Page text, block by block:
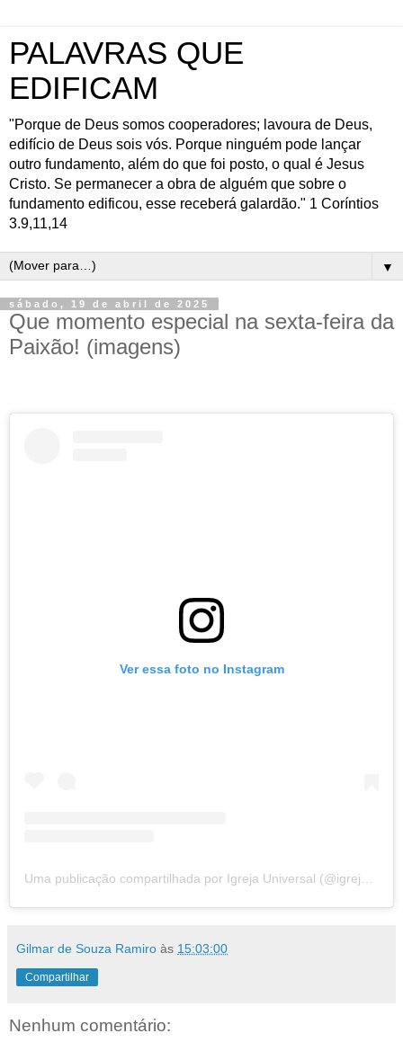
PALAVRAS QUE
EDIFICAM
"Porque de Deus somos cooperadores; lavoura de Deus,
edifício de Deus sois vós. Porque ninguém pode lançar
outro fundamento, além do que foi posto, o qual é Jesus
Cristo. Se permanecer a obra de alguém que sobre o
fundamento edificou, esse receberá galardão." 1 Coríntios
3.9,11,14
▼
sábado, 19 de abril de 2025
Que momento especial na sexta-feira da
Paixão! (imagens)
Ver essa foto no Instagram
Uma publicação compartilhada por Igreja Universal (@igrejauniversal)
Gilmar de Souza Ramiro às 15:03:00
Compartilhar
Nenhum comentário: